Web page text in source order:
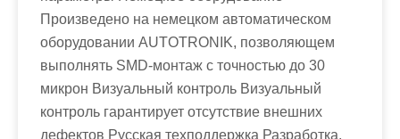
Произведено на немецком автоматическом
оборудовании AUTOTRONIK, позволяющем
выполнять SMD-монтаж с точностью до 30
микрон Визуальный контроль Визуальный
контроль гарантирует отсутствие внешних
дефектов Русская техподдержка Разработка,